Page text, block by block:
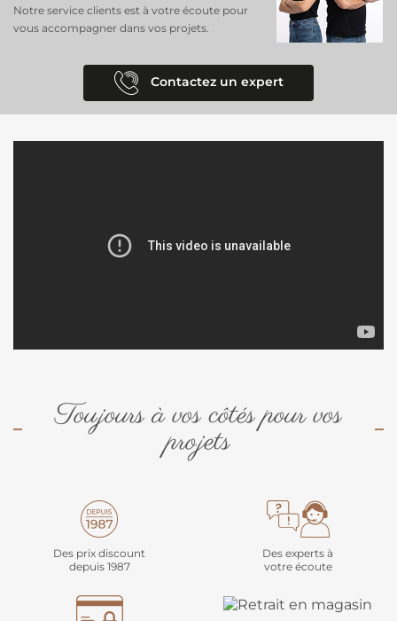
Notre service clients est à votre écoute pour
vous accompagner dans vos projets.
Contactez un expert
Toujours à vos côtés pour vos
projets
Des prix discount
depuis 1987
Des experts à
votre écoute